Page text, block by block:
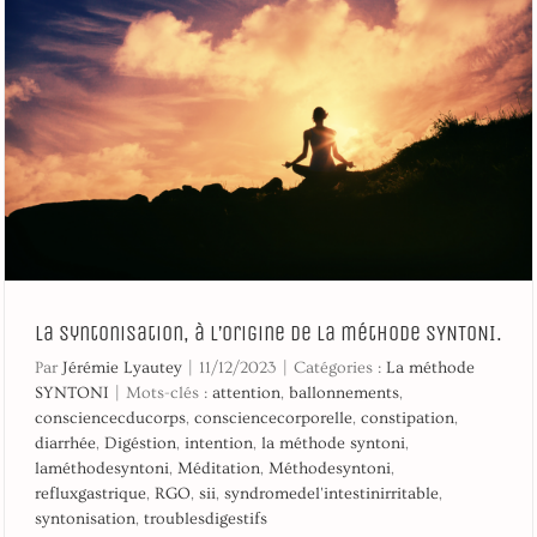
La syntonisation, à l’origine de la méthode SYNTONI.
Par Jérémie Lyautey 11/12/2023 Catégories : La méthode
SYNTONI
Mots-clés : attention, ballonnements,
consciencecducorps, consciencecorporelle, constipation,
diarrhée, Digéstion, intention, la méthode syntoni,
laméthodesyntoni, Méditation, Méthodesyntoni,
refluxgastrique, RGO, sii, syndromedel'intestinirritable,
syntonisation, troublesdigestifs